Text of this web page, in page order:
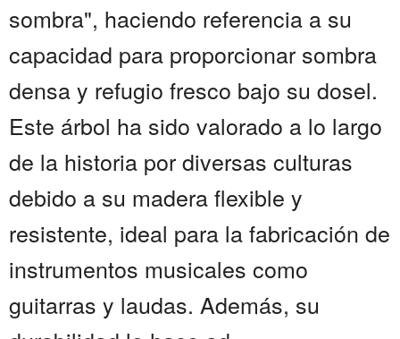
sombra", haciendo referencia a su
capacidad para proporcionar sombra
densa y refugio fresco bajo su dosel.
Este árbol ha sido valorado a lo largo
de la historia por diversas culturas
debido a su madera flexible y
resistente, ideal para la fabricación de
instrumentos musicales como
guitarras y laudas. Además, su